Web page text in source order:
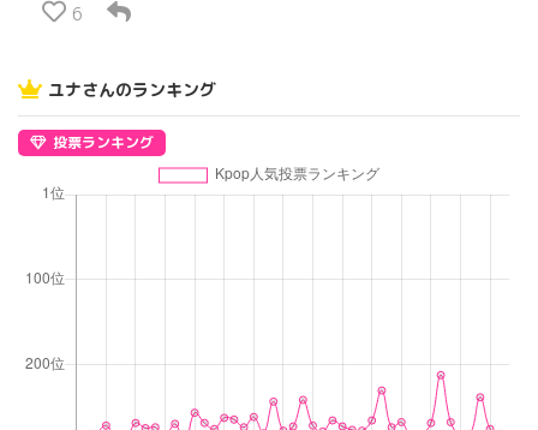
6
ユナさんのランキング
投票ランキング